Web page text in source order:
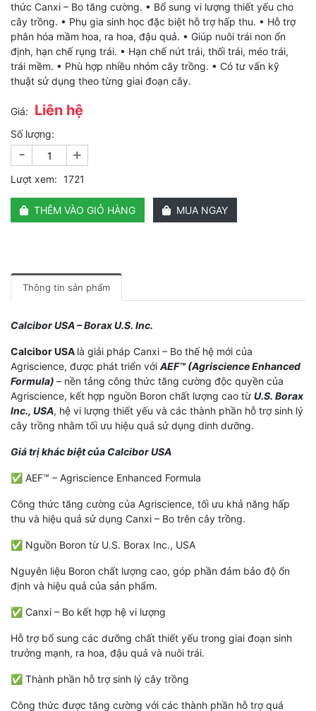
thức Canxi – Bo tăng cường. • Bổ sung vi lượng thiết yếu cho
cây trồng. • Phụ gia sinh học đặc biệt hỗ trợ hấp thu. • Hỗ trợ
phân hóa mầm hoa, ra hoa, đậu quả. • Giúp nuôi trái non ổn
định, hạn chế rụng trái. • Hạn chế nứt trái, thối trái, méo trái,
trái mềm. • Phù hợp nhiều nhóm cây trồng. • Có tư vấn kỹ
thuật sử dụng theo từng giai đoạn cây.
Giá: Liên hệ
Số lượng:
- +
Lượt xem: 1721
THÊM VÀO GIỎ HÀNG MUA NGAY
Thông tin sản phẩm
Calcibor USA – Borax U.S. Inc.
Calcibor USA là giải pháp Canxi – Bo thế hệ mới của
Agriscience, được phát triển với AEF™ (Agriscience Enhanced
Formula) – nền tảng công thức tăng cường độc quyền của
Agriscience, kết hợp nguồn Boron chất lượng cao từ U.S. Borax
Inc., USA, hệ vi lượng thiết yếu và các thành phần hỗ trợ sinh lý
cây trồng nhằm tối ưu hiệu quả sử dụng dinh dưỡng.
Giá trị khác biệt của Calcibor USA
✅ AEF™ – Agriscience Enhanced Formula
Công thức tăng cường của Agriscience, tối ưu khả năng hấp
thu và hiệu quả sử dụng Canxi – Bo trên cây trồng.
✅ Nguồn Boron từ U.S. Borax Inc., USA
Nguyên liệu Boron chất lượng cao, góp phần đảm bảo độ ổn
định và hiệu quả của sản phẩm.
✅ Canxi – Bo kết hợp hệ vi lượng
Hỗ trợ bổ sung các dưỡng chất thiết yếu trong giai đoạn sinh
trưởng mạnh, ra hoa, đậu quả và nuôi trái.
✅ Thành phần hỗ trợ sinh lý cây trồng
Công thức được tăng cường với các thành phần hỗ trợ quá